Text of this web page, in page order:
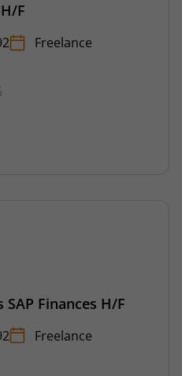
F
Freelance
Finances H/F
Freelance